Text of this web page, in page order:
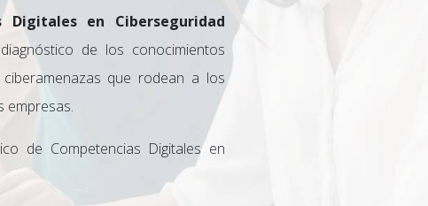
Digitales en Ciberseguridad
de los conocimientos
que rodean a los
empresas.
de Competencias Digitales en